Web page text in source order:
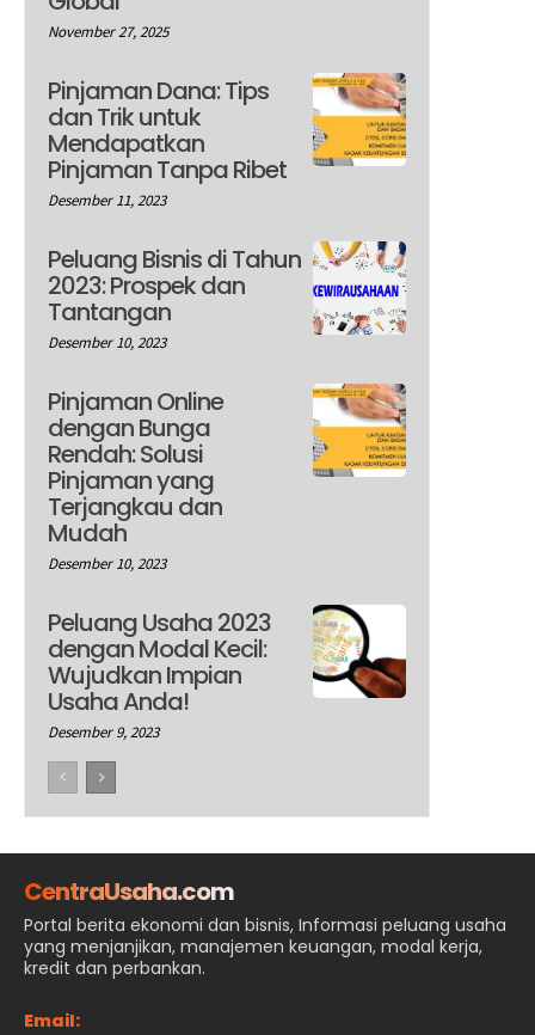
November 27, 2025
Pinjaman Dana: Tips
dan Trik untuk
Mendapatkan
Pinjaman Tanpa Ribet
Desember 11, 2023
Peluang Bisnis di Tahun
2023: Prospek dan
Tantangan
Desember 10, 2023
Pinjaman Online
dengan Bunga
Rendah: Solusi
Pinjaman yang
Terjangkau dan
Mudah
Desember 10, 2023
Peluang Usaha 2023
dengan Modal Kecil:
Wujudkan Impian
Usaha Anda!
Desember 9, 2023
CentraUsaha.com
Portal berita ekonomi dan bisnis, Informasi peluang usaha
yang menjanjikan, manajemen keuangan, modal kerja,
kredit dan perbankan.
Email: